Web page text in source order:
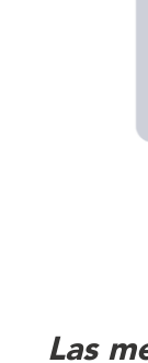
Las